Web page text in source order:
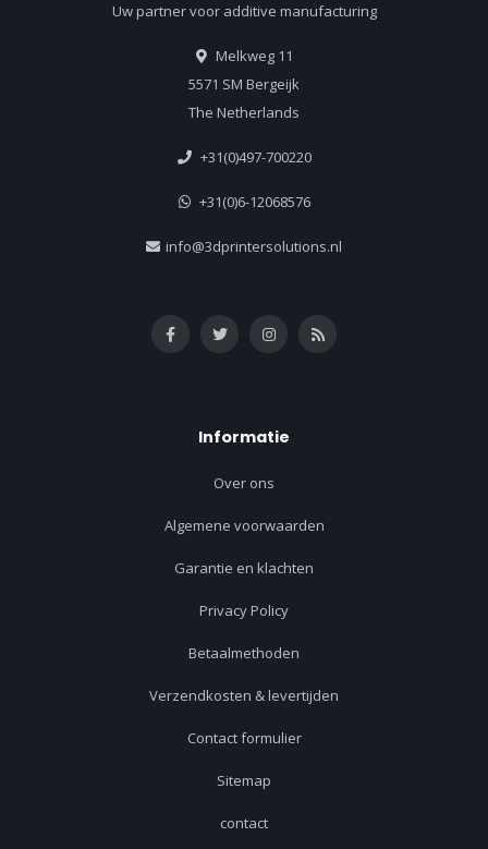
Uw partner voor additive manufacturing
Melkweg 11
5571 SM Bergeijk
The Netherlands
+31(0)497-700220
+31(0)6-12068576
info@3dprintersolutions.nl
Informatie
Over ons
Algemene voorwaarden
Garantie en klachten
Privacy Policy
Betaalmethoden
Verzendkosten & levertijden
Contact formulier
Sitemap
contact